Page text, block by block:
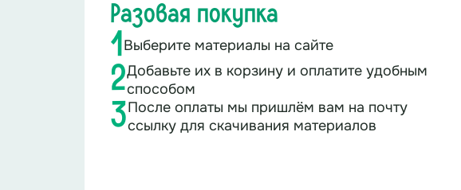
Разовая покупка
1Выберите материалы на сайте
2Добавьте их в корзину и оплатите удобным
способом
3После оплаты мы пришлём вам на почту
ссылку для скачивания материалов